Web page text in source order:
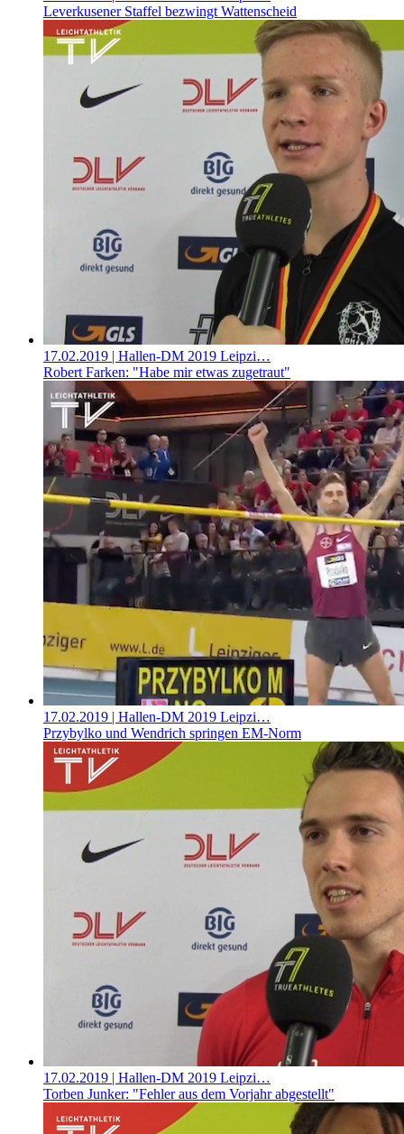
Leverkusener Staffel bezwingt Wattenscheid
17.02.2019 | Hallen-DM 2019 Leipzi…
Robert Farken: "Habe mir etwas zugetraut"
17.02.2019 | Hallen-DM 2019 Leipzi…
Przybylko und Wendrich springen EM-Norm
17.02.2019 | Hallen-DM 2019 Leipzi…
Torben Junker: "Fehler aus dem Vorjahr abgestellt"